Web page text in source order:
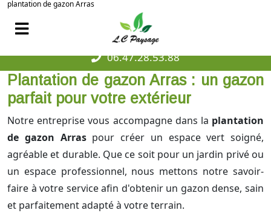
plantation de gazon Arras
06.47.28.53.88
Plantation de gazon Arras : un gazon
parfait pour votre extérieur
Notre entreprise vous accompagne dans la plantation
de gazon Arraspour créer un espace vert soigné,
agréable et durable. Que ce soit pour un jardin privé ou
un espace professionnel, nous mettons notre savoir-
faire à votre service afin d'obtenir un gazon dense, sain
et parfaitement adapté à votre terrain.